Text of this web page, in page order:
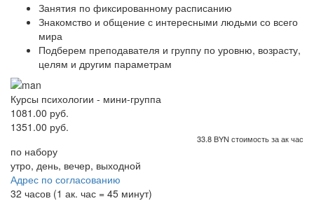
Занятия по фиксированному расписанию
Знакомство и общение с интересными людьми со всего
мира
Подберем преподавателя и группу по уровню, возрасту,
целям и другим параметрам
Курсы психологии - мини-группа
1081.00 руб.
1351.00 руб.
33.8 BYN стоимость за ак час
по набору
утро, день, вечер, выходной
Адрес по согласованию
32 часов (1 ак. час = 45 минут)